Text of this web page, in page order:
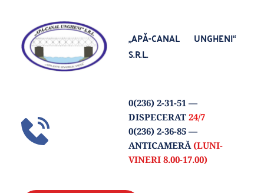
„APĂ-CANAL UNGHENI“
S.R.L.
0(236) 2-31-51 —
DISPECERAT 24/7
0(236) 2-36-85 —
ANTICAMERĂ (LUNI-
VINERI 8.00-17.00)